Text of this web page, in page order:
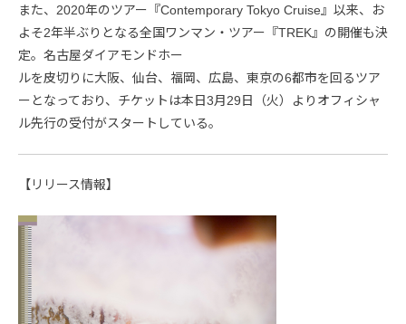
また、2020年のツアー『Contemporary Tokyo Cruise』以来、お
よそ2年半ぶりとなる全国ワンマン・ツアー『TREK』の開催も決
定。名古屋ダイアモンドホー
ルを皮切りに大阪、仙台、福岡、広島、東京の6都市を回るツア
ーとなっており、チケットは本日3月29日（火）よりオフィシャ
ル先行の受付がスタートしている。
【リリース情報】